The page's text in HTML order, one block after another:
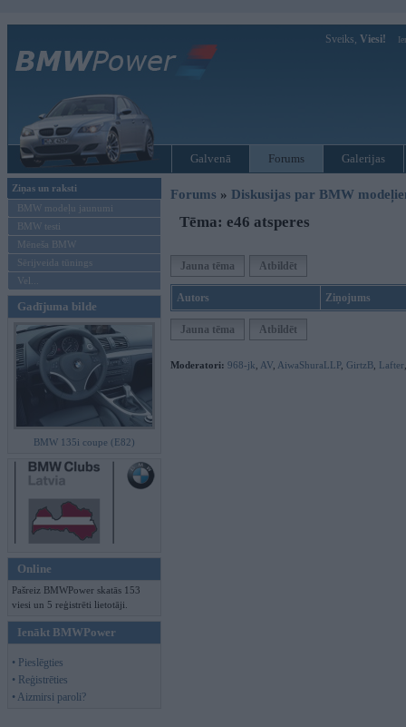
Sveiks, Viesi!
Galvenā Forums Galerijas
Ziņas un raksti
BMW modeļu jaunumi
BMW testi
Mēneša BMW
Sērijveida tūnings
Vel...
Gadījuma bilde
BMW 135i coupe (E82)
Online
Pašreiz BMWPower skatās 153
viesi un 5 reģistrēti lietotāji.
Ienākt BMWPower
• Pieslēgties
• Reģistrēties
• Aizmirsi paroli?
Forums » Diskusijas par BMW
Tēma: e46 atsperes
Jauna tēma Atbildēt
Autors Ziņojums
Jauna tēma Atbildēt
Moderatori: 968-jk AV AiwaShuraLLP, GirtzB Lafter